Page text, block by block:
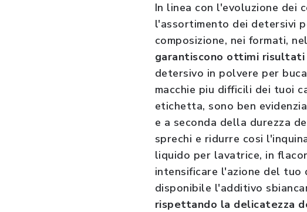
In linea con l'evoluzione dei
l'assortimento dei detersivi
composizione, nei formati,
garantiscono ottimi
detersivo in polvere per
macchie piu difficili dei tuoi
etichetta, sono ben
e a seconda della durezza
sprechi e ridurre cosi
liquido per lavatrice, in
intensificare l'azione del tuo
disponibile l'additivo
rispettando la delicatezza